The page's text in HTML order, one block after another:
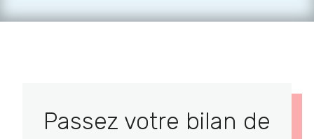
Passez votre bilan de